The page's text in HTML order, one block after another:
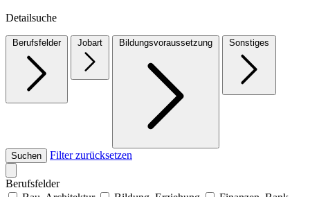
Detailsuche
Berufsfelder Jobart Bildungsvoraussetzung Sonstiges
Suchen Filter zurücksetzen
Berufsfelder